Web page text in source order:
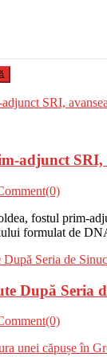
adjunct
fostul prim-
formulat de
După Seria